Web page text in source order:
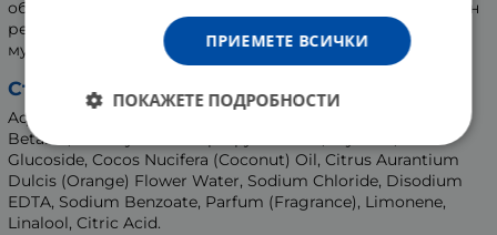
образуване на пяна и изплакнете обилно. За оптимален
резултат комбинирайте с COCONUT & ORANGE VIBES
мус за тяло.
Състав:
Aqua (Water), Sodium Laureth Sulfate, Cocamidopropyl
Betaine, Undecylenamidopropyl Betaine, Glycerin, Coco-
Glucoside, Cocos Nucifera (Coconut) Oil, Citrus Aurantium
Dulcis (Orange) Flower Water, Sodium Chloride, Disodium
EDTA, Sodium Benzoate, Parfum (Fragrance), Limonene,
Linalool, Citric Acid.
ПРИЕМЕТЕ ВСИЧКИ
ПОКАЖЕТЕ ПОДРОБНОСТИ